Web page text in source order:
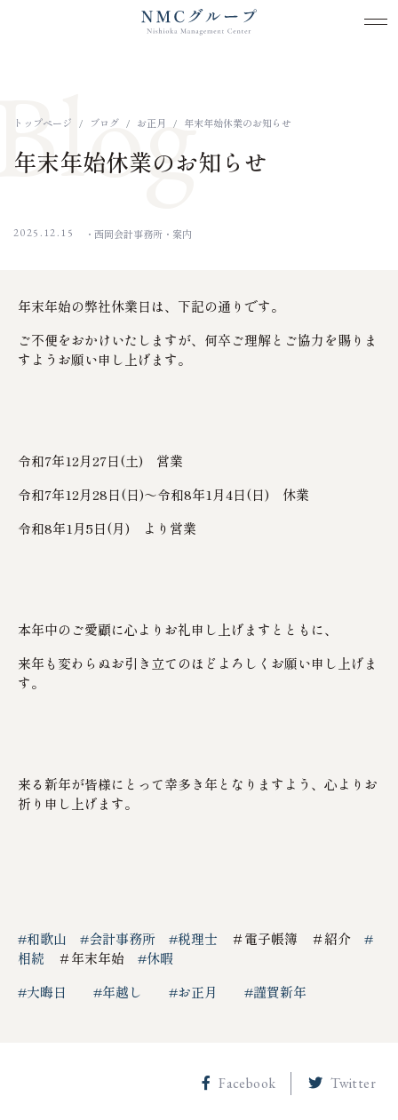
トップページ ブログ お正月 年末年始休業のお知らせ
年末年始休業のお知らせ
2025.12.15 西岡会計事務所 案内
年末年始の弊社休業日は、下記の通りです。
ご不便をおかけいたしますが、何卒ご理解とご協力を賜りま
すようお願い申し上げます。
令和7年12月27日(土) 営業
令和7年12月28日(日)～令和8年1月4日(日) 休業
令和8年1月5日(月) より営業
本年中のご愛顧に心よりお礼申し上げますとともに、
来年も変わらぬお引き立てのほどよろしくお願い申し上げま
す。
来る新年が皆様にとって幸多き年となりますよう、心よりお
祈り申し上げます。
#和歌山 #会計事務所 #税理士 ＃電子帳簿 ＃紹介 #
相続 ＃年末年始 #休暇
#大晦日
#年越し #お正月 #謹賀新年
Facebook Twitter